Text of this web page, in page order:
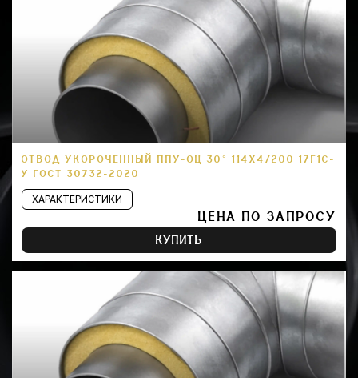
ОТВОД УКОРОЧЕННЫЙ ППУ-ОЦ 30° 114Х4/200 17Г1С-
У ГОСТ 30732-2020
ХАРАКТЕРИСТИКИ
ЦЕНА ПО ЗАПРОСУ
КУПИТЬ